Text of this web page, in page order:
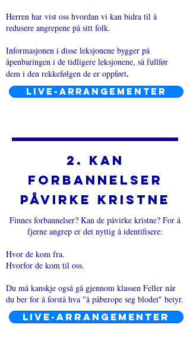
Herren har vist oss hvordan vi kan bidra til å
redusere angrepene på sitt folk.
Informasjonen i disse leksjonene bygger på
åpenbaringen i de tidligere leksjonene, så fullfør
dem i den rekkefølgen de er oppført.
LIVE-ARRANGEMENTER
2. Kan
forbannelser
påvirke kristne
Finnes forbannelser? Kan de påvirke kristne? For å
fjerne angrep er det nyttig å identifisere:
Hvor de kom fra.
Hvorfor de kom til oss.
Du må kanskje også gå gjennom klassen Feller når
du ber for å forstå hva "å påberope seg blodet" betyr.
LIVE-ARRANGEMENTER